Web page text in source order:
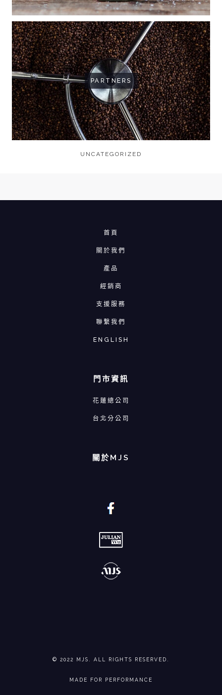
PARTNERS
UNCATEGORIZED
首頁
關於我們
產品
經銷商
支援服務
聯繫我們
ENGLISH
門市資訊
花蓮總公司
台北分公司
關於MJS
© 2022 MJS. ALL RIGHTS RESERVED.
MADE FOR PERFORMANCE